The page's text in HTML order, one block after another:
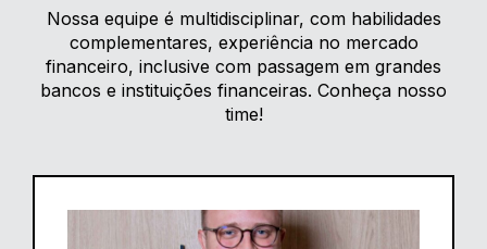
Nossa equipe é multidisciplinar, com habilidades
complementares, experiência no mercado
financeiro, inclusive com passagem em grandes
bancos e instituições financeiras. Conheça nosso
time!